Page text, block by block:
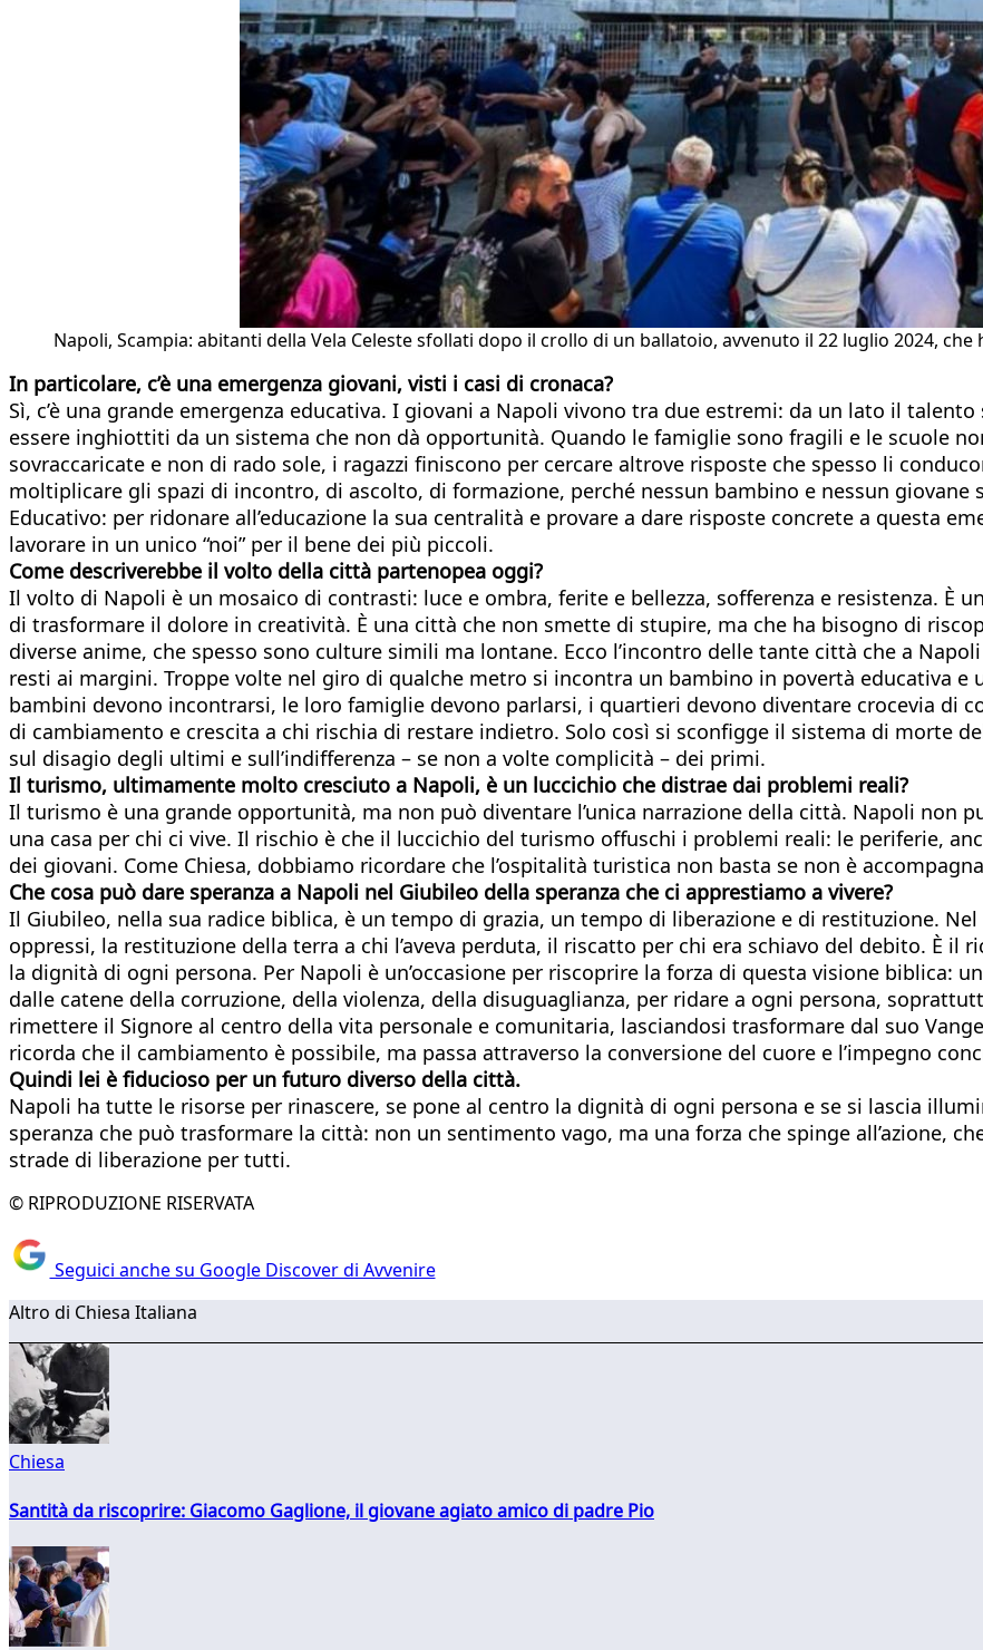
Napoli, Scampia: abitanti della Vela Celeste sfollati dopo il crollo di un ballatoio, avvenuto il 22 luglio 2024,
In particolare, c’è una emergenza giovani, visti i casi di cronaca?
Sì, c’è una grande emergenza educativa. I giovani a Napoli vivono tra due estremi: da un lato il
essere inghiottiti da un sistema che non dà opportunità. Quando le famiglie sono fragili e le scuole
sovraccaricate e non di rado sole, i ragazzi finiscono per cercare altrove risposte che spesso li
moltiplicare gli spazi di incontro, di ascolto, di formazione, perché nessun bambino e nessun
Educativo: per ridonare all’educazione la sua centralità e provare a dare risposte concrete a questa
lavorare in un unico “noi” per il bene dei più piccoli.
Come descriverebbe il volto della città partenopea oggi?
Il volto di Napoli è un mosaico di contrasti: luce e ombra, ferite e bellezza, sofferenza e resistenza. È
di trasformare il dolore in creatività. È una città che non smette di stupire, ma che ha bisogno di
diverse anime, che spesso sono culture simili ma lontane. Ecco l’incontro delle tante città che a
resti ai margini. Troppe volte nel giro di qualche metro si incontra un bambino in povertà educativa
bambini devono incontrarsi, le loro famiglie devono parlarsi, i quartieri devono diventare crocevia di
di cambiamento e crescita a chi rischia di restare indietro. Solo così si sconfigge il sistema di morte
sul disagio degli ultimi e sull’indifferenza – se non a volte complicità – dei primi.
Il turismo, ultimamente molto cresciuto a Napoli, è un luccichio che distrae dai problemi reali?
Il turismo è una grande opportunità, ma non può diventare l’unica narrazione della città. Napoli non
una casa per chi ci vive. Il rischio è che il luccichio del turismo offuschi i problemi reali: le periferie,
dei giovani. Come Chiesa, dobbiamo ricordare che l’ospitalità turistica non basta se non è
Che cosa può dare speranza a Napoli nel Giubileo della speranza che ci apprestiamo a vivere?
Il Giubileo, nella sua radice biblica, è un tempo di grazia, un tempo di liberazione e di restituzione.
oppressi, la restituzione della terra a chi l’aveva perduta, il riscatto per chi era schiavo del debito. È
la dignità di ogni persona. Per Napoli è un’occasione per riscoprire la forza di questa visione biblica:
dalle catene della corruzione, della violenza, della disuguaglianza, per ridare a ogni persona,
rimettere il Signore al centro della vita personale e comunitaria, lasciandosi trasformare dal suo
ricorda che il cambiamento è possibile, ma passa attraverso la conversione del cuore e l’impegno
Quindi lei è fiducioso per un futuro diverso della città.
Napoli ha tutte le risorse per rinascere, se pone al centro la dignità di ogni persona e se si lascia
speranza che può trasformare la città: non un sentimento vago, ma una forza che spinge all’azione,
strade di liberazione per tutti.
© RIPRODUZIONE RISERVATA
Seguici anche su Google Discover di Avvenire
Altro di Chiesa Italiana
Chiesa
Santità da riscoprire: Giacomo Gaglione, il giovane agiato amico di padre Pio